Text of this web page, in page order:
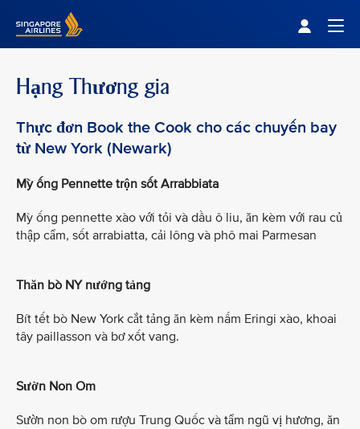
Hạng Thương gia
Thực đơn Book the Cook cho các chuyến bay
từ New York (Newark)
Mỳ ống Pennette trộn sốt Arrabbiata
Mỳ ống pennette xào với tỏi và dầu ô liu, ăn kèm với rau củ
thập cẩm, sốt arrabiatta, cải lông và phô mai Parmesan
Thăn bò NY nướng tảng
Bít tết bò New York cắt tảng ăn kèm nấm Eringi xào, khoai
tây paillasson và bơ xốt vang.
Sườn Non Om
Sườn non bò om rượu Trung Quốc và tẩm ngũ vị hương, ăn